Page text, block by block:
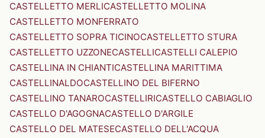
CASTELLETTO MERLICASTELLETTO MOLINA
CASTELLETTO MONFERRATO
CASTELLETTO SOPRA TICINOCASTELLETTO STURA
CASTELLETTO UZZONECASTELLICASTELLI CALEPIO
CASTELLINA IN CHIANTICASTELLINA MARITTIMA
CASTELLINALDOCASTELLINO DEL BIFERNO
CASTELLINO TANAROCASTELLIRICASTELLO CABIAGLIO
CASTELLO D'AGOGNACASTELLO D'ARGILE
CASTELLO DEL MATESECASTELLO DELL'ACQUA